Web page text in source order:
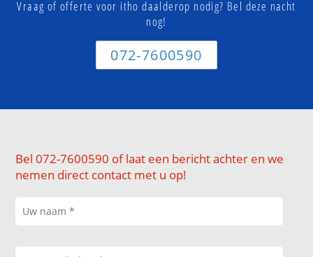
Vraag of offerte voor itho daalderop nodig? Bel deze nacht
nog!
072-7600590
Bel 072-7600590 of laat een bericht achter en we
nemen direct contact met u op!